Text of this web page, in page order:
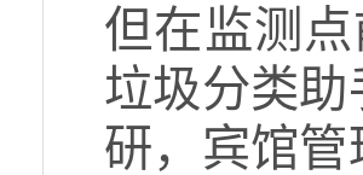
但在监测
垃圾分类
研，宾馆